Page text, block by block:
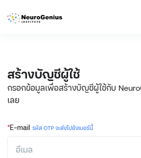
สร้างบัญชีผู้ใช้
กรอกข้อมูลเพื่อสร้างบัญชีผู้ใช้กับ
เลย
*E-mail รหัส OTP จะส่งไปยังเบอร์นี้